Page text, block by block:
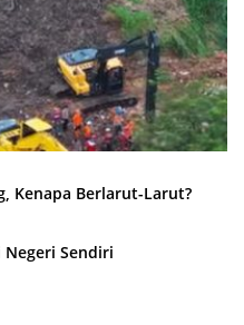
Kenapa Berlarut-Larut?
Sendiri